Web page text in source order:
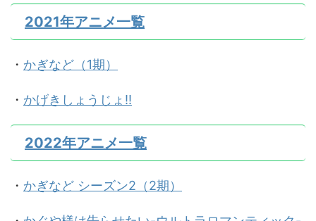
2021年アニメ一覧
・ かぎなど（1期）
・ かげきしょうじょ!!
2022年アニメ一覧
・ かぎなど シーズン2（2期）